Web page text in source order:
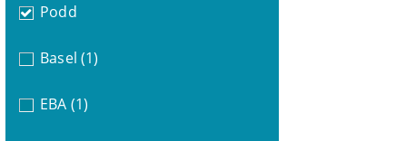
Podd
Basel (1)
EBA (1)